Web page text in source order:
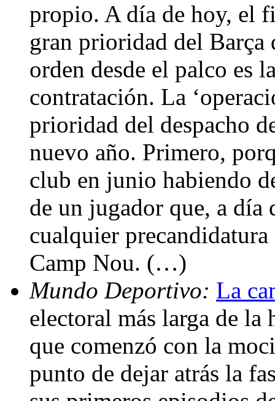
propio. A día de hoy, el
gran prioridad del Barça
orden desde el palco es
contratación. La
prioridad del despacho
nuevo año. Primero,
club en junio habiendo
de un jugador que, a día
cualquier
Camp Nou. (…)
Mundo Deportivo: La
electoral más larga de
que comenzó con la
punto de dejar atrás la